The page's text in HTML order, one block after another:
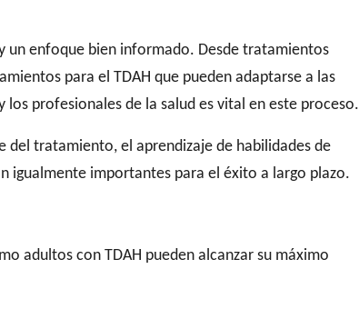
un enfoque bien informado. Desde tratamientos
para el TDAH que pueden adaptarse a las
profesionales de la salud es vital en este proceso.
del tratamiento, el aprendizaje de habilidades de
igualmente importantes para el éxito a largo plazo.
adultos con TDAH pueden alcanzar su máximo